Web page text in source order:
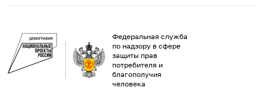
Федеральная служба
по надзору в сфере
защиты прав
потребителя и
благополучия
человека